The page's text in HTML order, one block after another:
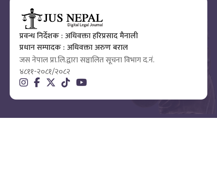
प्रवन्ध निर्देशक : अधिवक्ता हरिप्रसाद मैनाली
प्रधान सम्पादक : अधिवक्ता अरुण बराल
जस नेपाल प्रा.लि.द्वारा सञ्चालित सूचना विभाग द.नं.
४८११-२०८१/२०८२